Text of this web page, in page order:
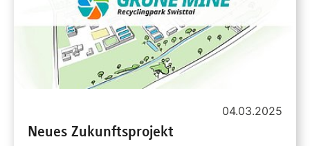
04.03.2025
Neues Zukunftsprojekt